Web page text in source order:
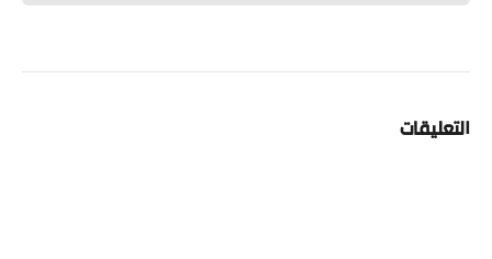
التعليقات